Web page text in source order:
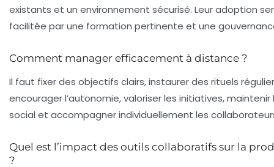
existants et un environnement sécurisé. Leur adoption
facilitée par une formation pertinente et une
Comment manager efficacement à distance ?
Il faut fixer des objectifs clairs, instaurer des rituels
encourager l’autonomie, valoriser les initiatives, maintenir
social et accompagner individuellement les
Quel est l’impact des outils collaboratifs sur la
?